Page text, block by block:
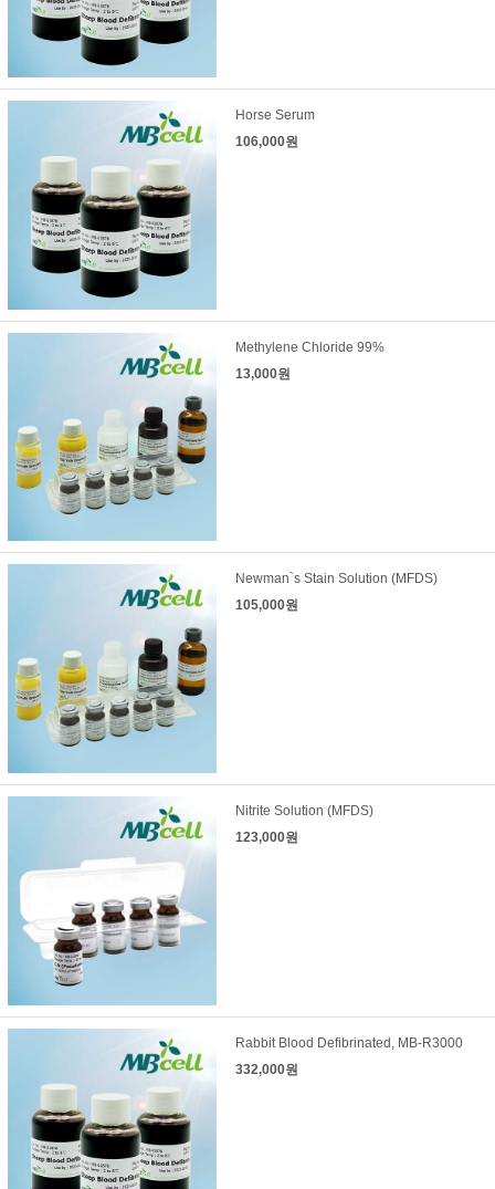
Horse Serum
106,000원
Methylene Chloride 99%
13,000원
Newman`s Stain Solution (MFDS)
105,000원
Nitrite Solution (MFDS)
123,000원
Rabbit Blood Defibrinated, MB-R3000
332,000원